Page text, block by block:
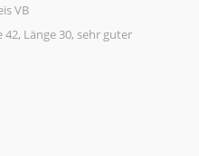
VB
Länge 30, sehr guter